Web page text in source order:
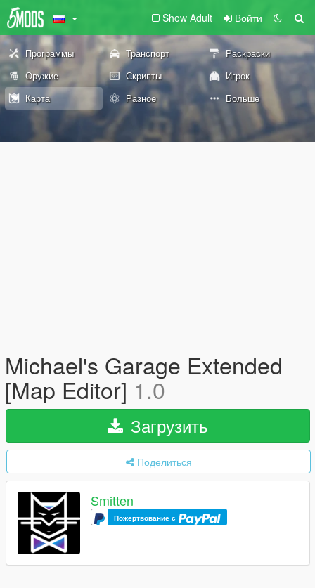
Show Adult Войти
Программы Транспорт
Раскраски
Оружие
Скрипты
Игрок
Карта
Разное Больше
Michael's Garage Extended
[Map Editor] 1.0
Загрузить
Поделиться
Smitten
Пожертвование с